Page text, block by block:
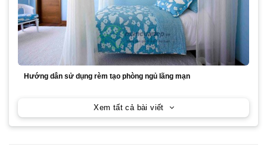
Hướng dẫn sử dụng rèm tạo phòng ngủ lãng mạn
Xem tất cả bài viết